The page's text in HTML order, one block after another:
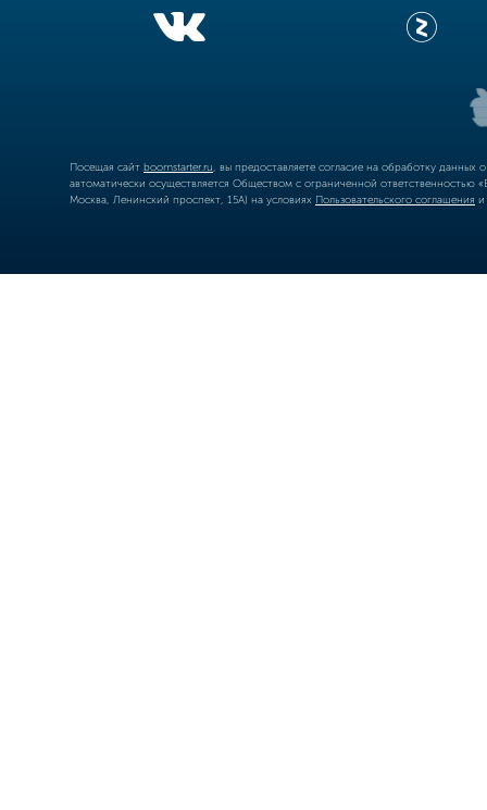
Посещая сайт boomstarter.ru , вы предоставляете согласие на обработку
автоматически осуществляется Обществом с ограниченной
Москва, Ленинский проспект, 15А) на условиях Пользовательского соглашения и